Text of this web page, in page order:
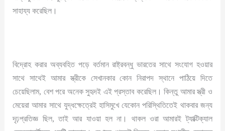
সাহায্য করেছিল।
বিদ্রোহ করার অব্যবহিত পড়ে বর্তমান রাষ্ট্রবন্ধু ভারতের সাথে সংযোগ হওয়ার
সাথে সাথেই আমার স্ত্রীকে সেখানকার কোন নিরাপদ স্থানে পাঠিয়ে দিতে
চেয়েছিলাম, বেশ পরে অনেক সুহৃদই এই প্রস্তাব করেছিল। কিন্তু আমার স্ত্রী ও
মেয়েরা আমার সাথে যুদ্ধক্ষেত্রেই হাসিমুখে যেকোন পরিস্থিতিতেই থাকবার জন্য
দৃঢ়প্রতিজ্ঞ ছিল, তাই আর যাওয়া হল না। থাকল ওরা আমারই ট্যাক্টিক্যাল